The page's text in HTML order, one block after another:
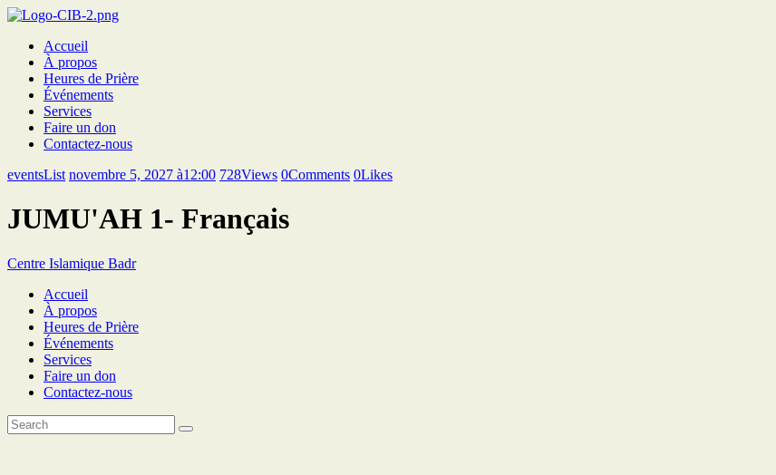
Accueil
À propos
Heures de Prière
Événements
Services
Faire un don
Contactez-nous
eventsList novembre 5, 2027 à12:00 728Views 0Comments 0Likes
JUMU'AH 1- Français
Centre Islamique Badr
Accueil
À propos
Heures de Prière
Événements
Services
Faire un don
Contactez-nous